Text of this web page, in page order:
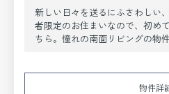
新しい日々を送るにふさわしい
者限定のお住まいなので、初め
ちら。憧れの南面リビングの物
のにしていきましょう。まずは
物件詳